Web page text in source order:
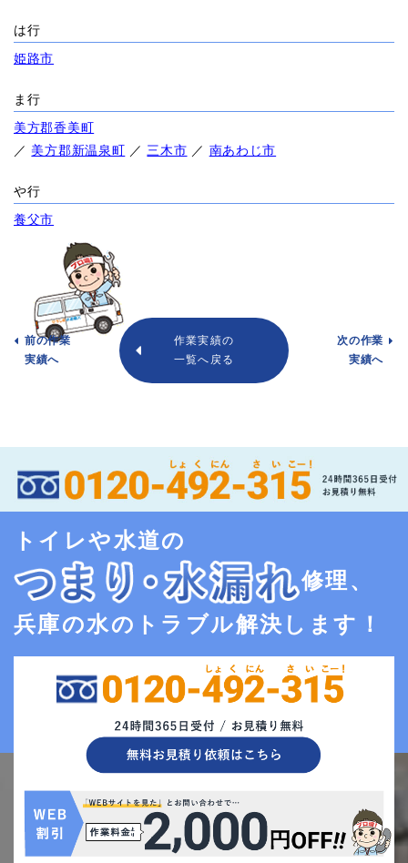
は行
姫路市
ま行
美方郡香美町
／ 美方郡新温泉町 ／三木市 ／ 南あわじ市
や行
養父市
前の作業
実績へ
作業実績の
一覧へ戻る
次の作業
実績へ
トイレや水道の
修理、
兵庫の水のトラブル解決します！